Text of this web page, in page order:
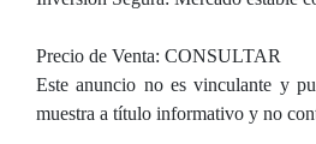
Precio de Venta: CONSULTAR
Este anuncio no es vinculante y
muestra a título informativo y no